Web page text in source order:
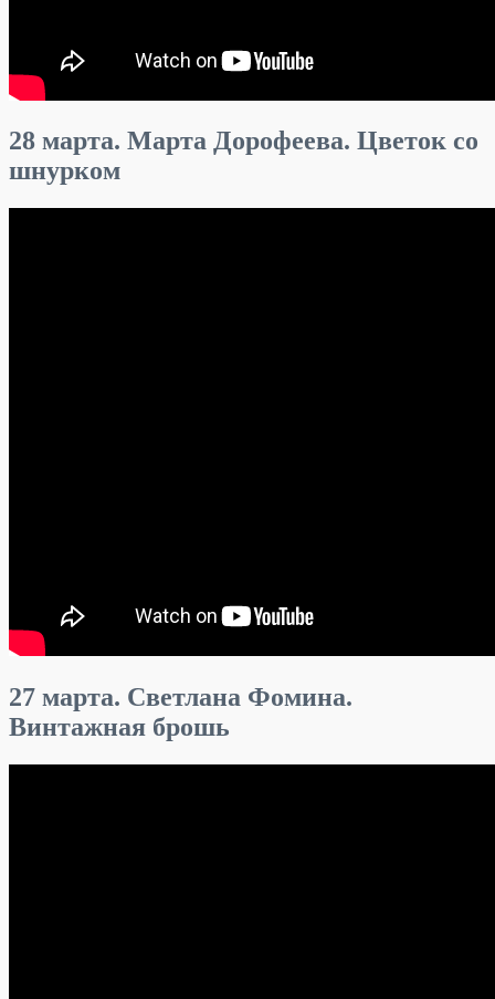
28 марта. Марта Дорофеева. Цветок со
шнурком
27 марта. Светлана Фомина.
Винтажная брошь